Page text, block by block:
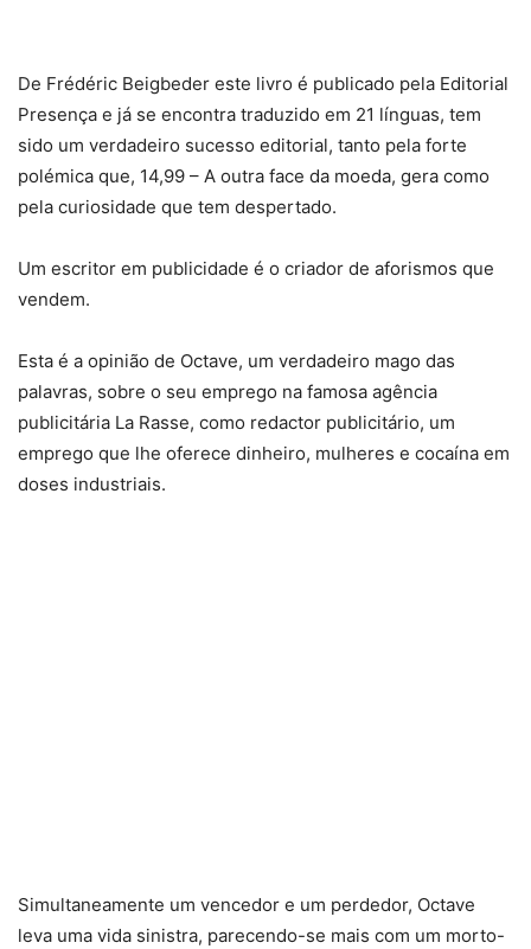
De Frédéric Beigbeder este livro é publicado pela Editorial
Presença e já se encontra traduzido em 21 línguas, tem
sido um verdadeiro sucesso editorial, tanto pela forte
polémica que, 14,99 – A outra face da moeda, gera como
pela curiosidade que tem despertado.
Um escritor em publicidade é o criador de aforismos que
vendem.
Esta é a opinião de Octave, um verdadeiro mago das
palavras, sobre o seu emprego na famosa agência
publicitária La Rasse, como redactor publicitário, um
emprego que lhe oferece dinheiro, mulheres e cocaína em
doses industriais.
Simultaneamente um vencedor e um perdedor, Octave
leva uma vida sinistra, parecendo-se mais com um morto-